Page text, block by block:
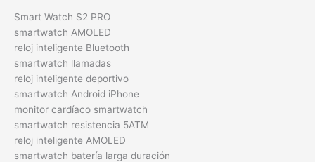
Smart Watch S2 PRO
smartwatch AMOLED
reloj inteligente Bluetooth
smartwatch llamadas
reloj inteligente deportivo
smartwatch Android iPhone
monitor cardíaco smartwatch
smartwatch resistencia 5ATM
reloj inteligente AMOLED
smartwatch batería larga duración